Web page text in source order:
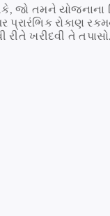
તરીકે, જો તમને
પ્રારંભિક રોકાણ
ખરીદવી તે તપાસો.